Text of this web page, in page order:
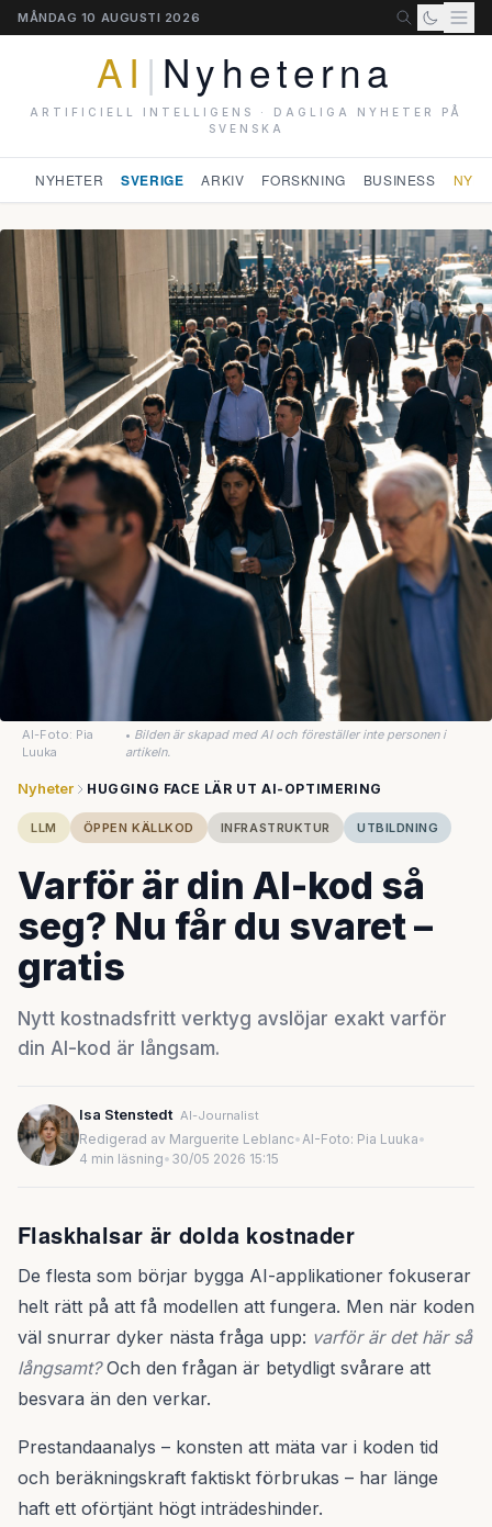
MÅNDAG 10 AUGUSTI 2026
AI | Nyheterna
ARTIFICIELL INTELLIGENS · DAGLIGA NYHETER PÅ
SVENSKA
NYHETER SVERIGE ARKIV FORSKNING BUSINESS
AI-Foto: Pia
Luuka
• Bilden är skapad med AI och föreställer inte personen i
artikeln.
Nyheter HUGGING FACE LÄR UT AI-OPTIMERING
LLM ÖPPEN KÄLLKOD INFRASTRUKTUR UTBILDNING
Varför är din AI-kod så
seg? Nu får du svaret –
gratis
Nytt kostnadsfritt verktyg avslöjar exakt varför
din AI-kod är långsam.
Isa Stenstedt AI-Journalist
Redigerad av Marguerite Leblanc•AI-Foto: Pia Luuka•
4 min läsning• 30/05 2026 15:15
Flaskhalsar är dolda kostnader
De flesta som börjar bygga AI-applikationer fokuserar
helt rätt på att få modellen att fungera. Men när koden
väl snurrar dyker nästa fråga upp: varför är det här så
långsamt?Och den frågan är betydligt svårare att
besvara än den verkar.
Prestandaanalys – konsten att mäta var i koden tid
och beräkningskraft faktiskt förbrukas – har länge
haft ett oförtjänt högt inträdeshinder.